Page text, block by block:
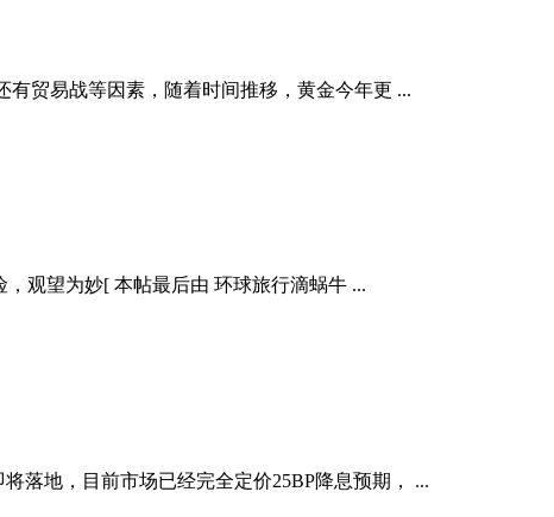
贸易战等因素，随着时间推移，黄金今年更 ...
观望为妙[ 本帖最后由 环球旅行滴蜗牛 ...
落地，目前市场已经完全定价25BP降息预期， ...